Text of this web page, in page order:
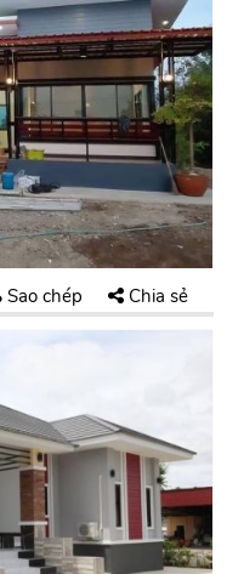
Sao chép Chia sẻ